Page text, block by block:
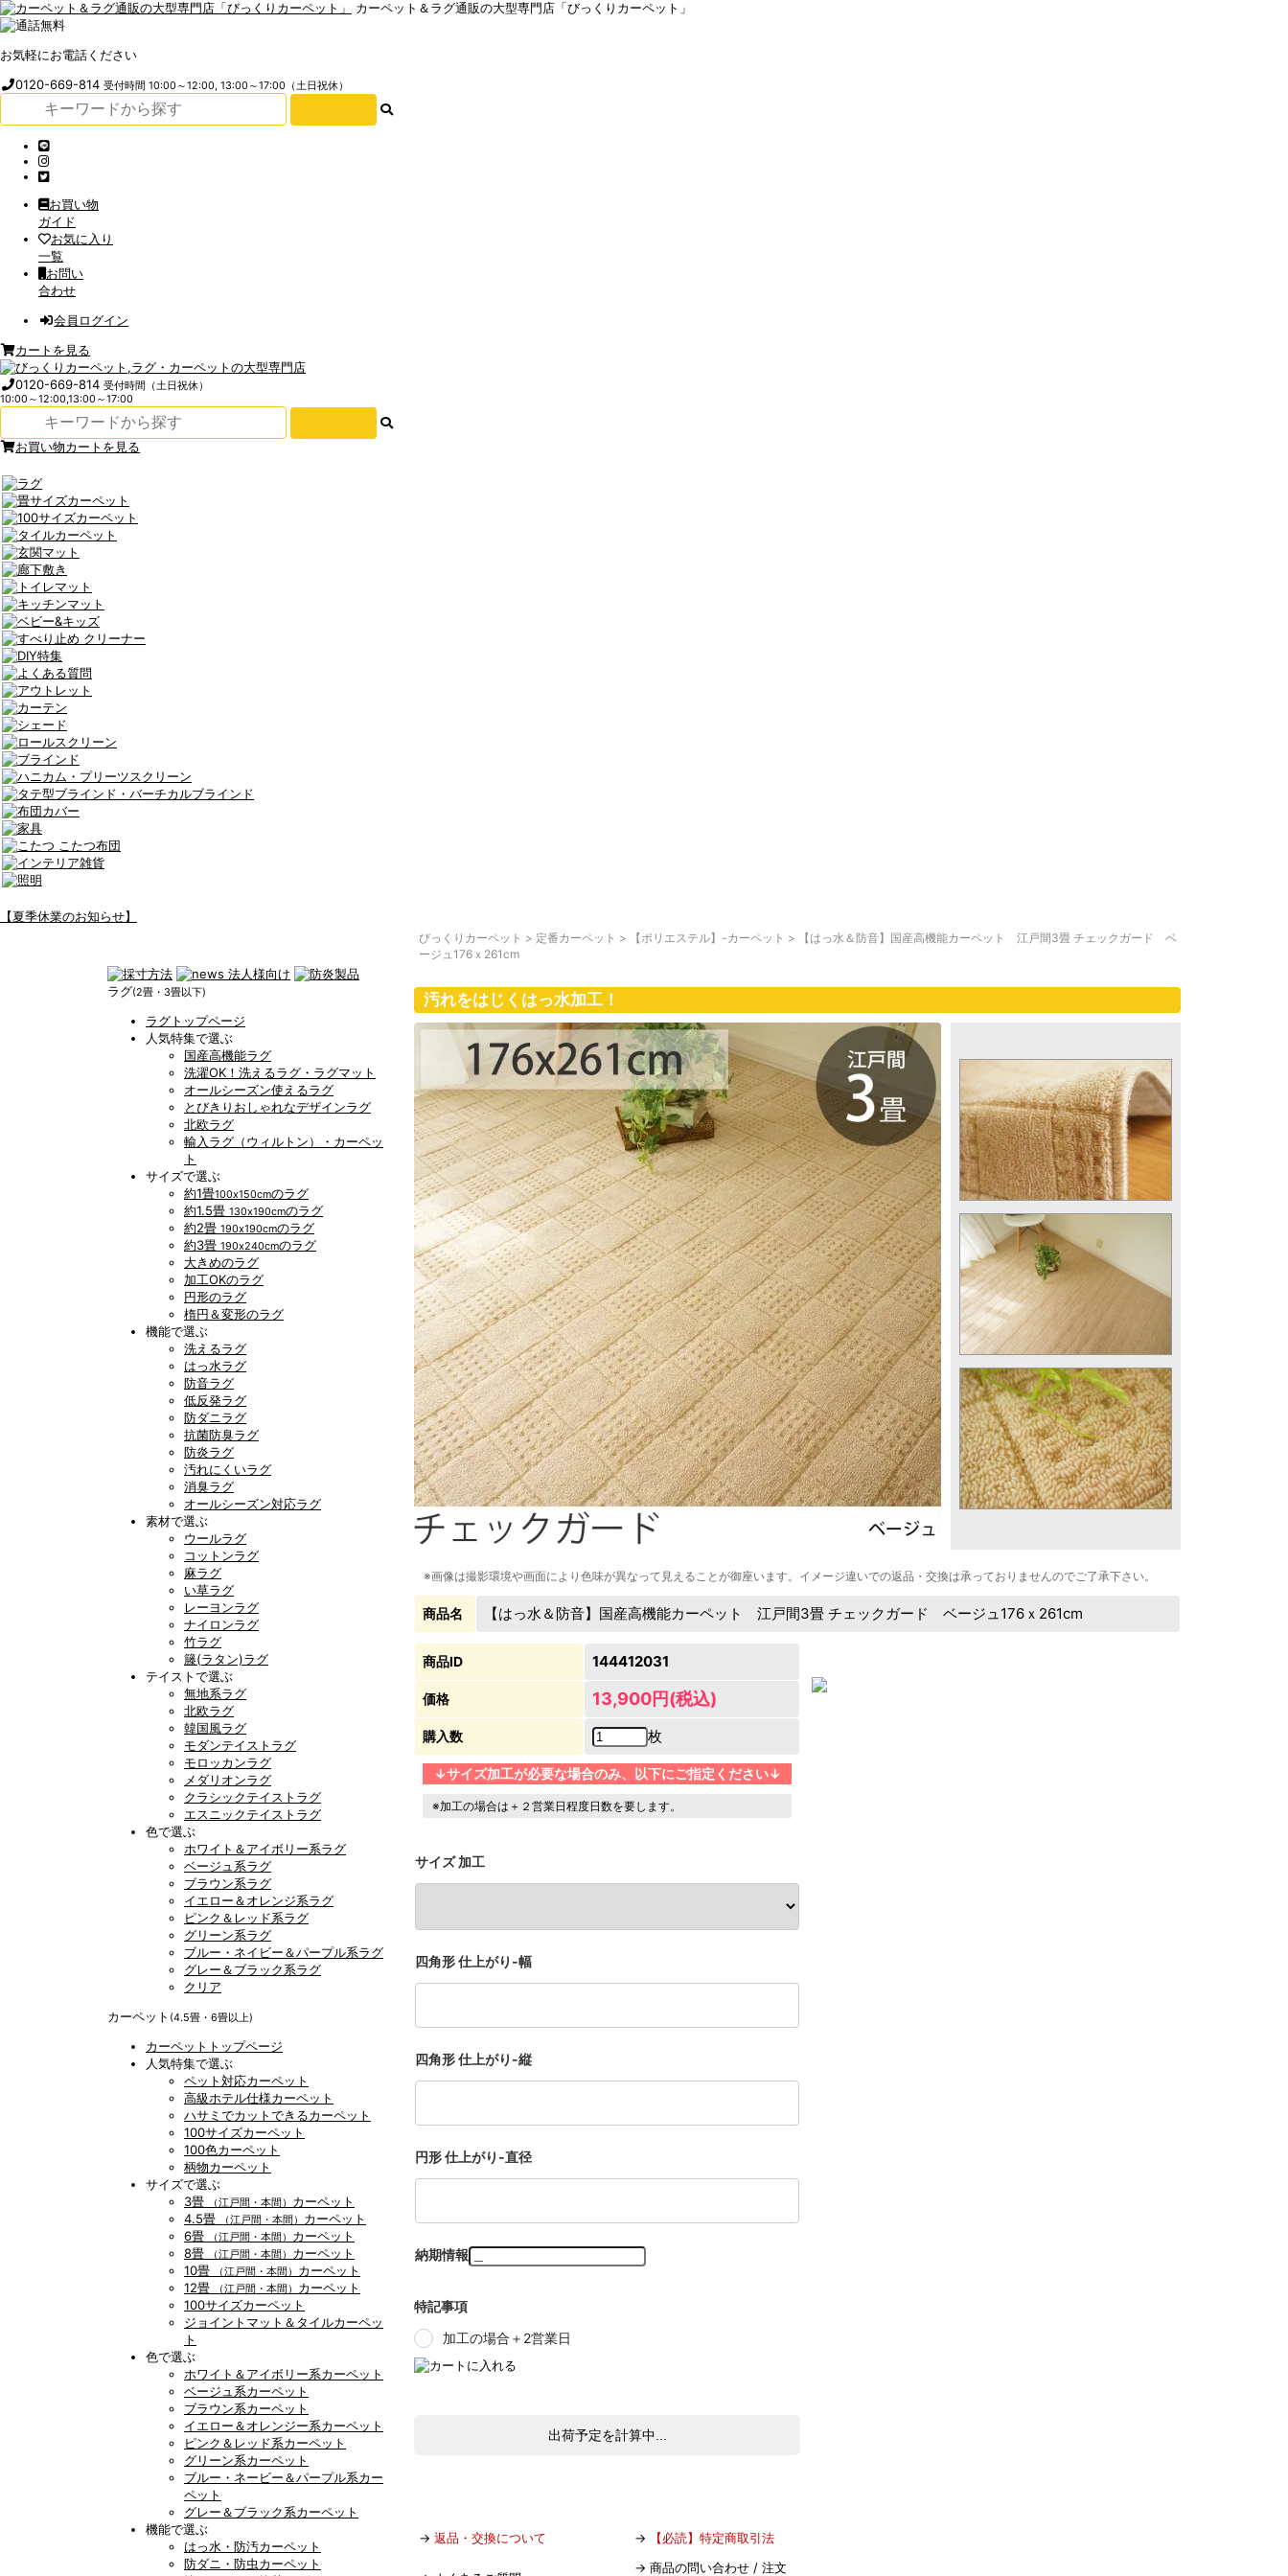
カーペット＆ラグ通販の大型専門店「びっくりカーペット」
お気軽にお電話ください
0120-669-814受付時間 10:00～12:00, 13:00～17:00（土日祝休）
お買い物
ガイド
お気に入り
一覧
お問い
合わせ
会員ログイン
カートを見る
0120-669-814受付時間（土日祝休）
10:00～12:00,13:00～17:00
お買い物カートを見る
【夏季休業のお知らせ】
ラグ(2畳・3畳以下)
ラグトップページ
人気特集で選ぶ
国産高機能ラグ
洗濯OK！洗えるラグ・ラグマット
オールシーズン使えるラグ
とびきりおしゃれなデザインラグ
北欧ラグ
輸入ラグ（ウィルトン）・カーペッ
ト
サイズで選ぶ
約1畳100x150cmのラグ
約1.5畳 130x190cmのラグ
約2畳 190x190cmのラグ
約3畳 190x240cmのラグ
大きめのラグ
加工OKのラグ
円形のラグ
楕円＆変形のラグ
機能で選ぶ
洗えるラグ
はっ水ラグ
防音ラグ
低反発ラグ
防ダニラグ
抗菌防臭ラグ
防炎ラグ
汚れにくいラグ
消臭ラグ
オールシーズン対応ラグ
素材で選ぶ
ウールラグ
コットンラグ
麻ラグ
い草ラグ
レーヨンラグ
ナイロンラグ
竹ラグ
籐(ラタン)ラグ
テイストで選ぶ
無地系ラグ
北欧ラグ
韓国風ラグ
モダンテイストラグ
モロッカンラグ
メダリオンラグ
クラシックテイストラグ
エスニックテイストラグ
色で選ぶ
ホワイト＆アイボリー系ラグ
ベージュ系ラグ
ブラウン系ラグ
イエロー＆オレンジ系ラグ
ピンク＆レッド系ラグ
グリーン系ラグ
ブルー・ネイビー＆パープル系ラグ
グレー＆ブラック系ラグ
クリア
カーペット (4.5畳・6畳以上)
カーペットトップページ
人気特集で選ぶ
ペット対応カーペット
高級ホテル仕様カーペット
ハサミでカットできるカーペット
100サイズカーペット
100色カーペット
柄物カーペット
サイズで選ぶ
3畳
（江戸間・本間） カーペット
4.5畳
（江戸間・本間） カーペット
6畳
（江戸間・本間） カーペット
8畳
（江戸間・本間） カーペット
10畳
（江戸間・本間） カーペット
12畳
（江戸間・本間） カーペット
100サイズカーペット
ジョイントマット＆タイルカーペッ
ト
色で選ぶ
ホワイト＆アイボリー系カーペット
ベージュ系カーペット
ブラウン系カーペット
イエロー＆オレンジー系カーペット
ピンク＆レッド系カーペット
グリーン系カーペット
ブルー・ネービー＆パープル系カー
ペット
グレー＆ブラック系カーペット
機能で選ぶ
はっ水・防汚カーペット
防ダニ・防虫カーペット
びっくりカーペット > 定番カーペット > 【ポリエステル】-カーペット >
【はっ水＆防音】国産高機能カーペット 江戸間3畳 チェックガード ベ
ージュ176ｘ261cm
汚れをはじくはっ水加工！
※画像は撮影環境や画面により色味が異なって見えることが御座います。イメージ違いでの返品・交換は承っておりませんのでご了承下さい。
商品名 【はっ水＆防音】国産高機能カーペット 江戸間3畳 チェックガード ベージュ176ｘ261cm
商品ID 144412031
価格 13,900円(税込)
購入数 枚
↓サイズ加工が必要な場合のみ、以下にご指定ください↓
※加工の場合は＋２営業日程度日数を要します。
サイズ 加工
四角形 仕上がり-幅
四角形 仕上がり-縦
円形 仕上がり-直径
納期情報
特記事項
加工の場合＋2営業日
出荷予定を計算中...
→ 返品・交換について → 【必読】特定商取引法
→ 商品の問い合わせ / 注文